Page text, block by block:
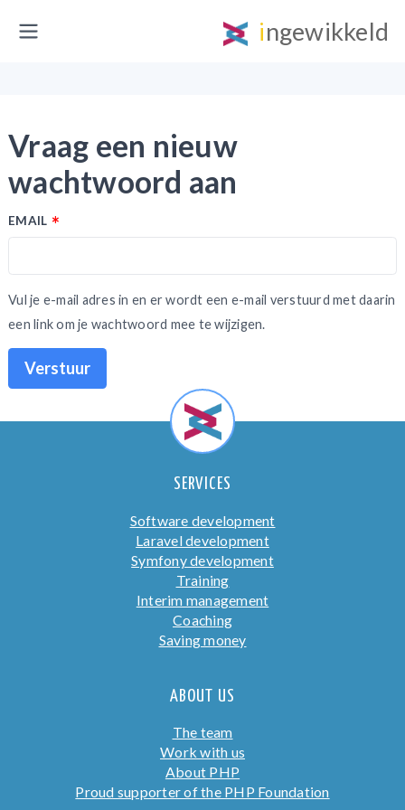
ingewikkeld
Vraag een nieuw
wachtwoord aan
EMAIL
Vul je e-mail adres in en er wordt een e-mail verstuurd met daarin
een link om je wachtwoord mee te wijzigen.
Verstuur
SERVICES
Software development
Laravel development
Symfony development
Training
Interim management
Coaching
Saving money
ABOUT US
The team
Work with us
About PHP
Proud supporter of the PHP Foundation